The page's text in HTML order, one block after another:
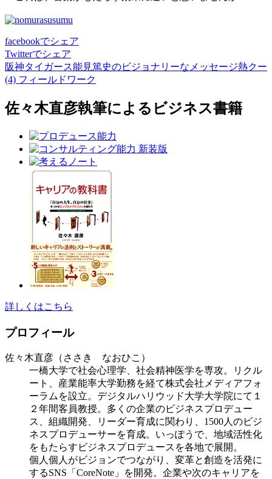
facebookでシェア
Twitterでシェア
阪神タイガース能見篤史のビジョナリーなメッセージ熱クー
(4) フィールドワーク
佐々木直彦執筆による ビジネス書籍
詳しくはこちら
プロフィール
佐々木直彦（ささき なおひこ）
一橋大学で社会心理学、社会精神医学を専攻。リクル
ート、産業能率大学勤務を経て株式会社メディアフォ
ーラムを設立。デジタルハリウッド大学大学院にて１
２年間客員教授。多くの企業のビジネスプロデュー
ス、組織開発、リーダー育成に関わり、1500人のビジ
ネスプロデューサーを育成。いっぽうで、地域活性化
をもたらすビジネスプロデュースを各地で展開。
個人個人がビジョンでつながり、変革と創造を活発に
するSNS「CoreNote」を開発。企業や次のキャリアを